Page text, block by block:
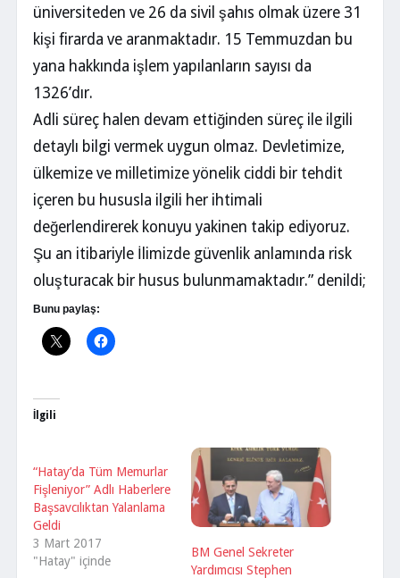
üniversiteden ve 26 da sivil şahıs olmak üzere 31
kişi firarda ve aranmaktadır. 15 Temmuzdan bu
yana hakkında işlem yapılanların sayısı da
1326’dır.
Adli süreç halen devam ettiğinden süreç ile ilgili
detaylı bilgi vermek uygun olmaz. Devletimize,
ülkemize ve milletimize yönelik ciddi bir tehdit
içeren bu hususla ilgili her ihtimali
değerlendirerek konuyu yakinen takip ediyoruz.
Şu an itibariyle İlimizde güvenlik anlamında risk
oluşturacak bir husus bulunmamaktadır.” denildi;
Bunu paylaş:
İlgili
“Hatay’da Tüm Memurlar
Fişleniyor” Adlı Haberlere
Başsavcılıktan Yalanlama
Geldi
3 Mart 2017
"Hatay" içinde
BM Genel Sekreter
Yardımcısı Stephen